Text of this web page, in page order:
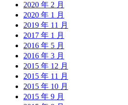
2020 年 2 月
2020 年 1 月
2019 年 11 月
2017 年 1 月
2016 年 5 月
2016 年 3 月
2015 年 12 月
2015 年 11 月
2015 年 10 月
2015 年 9 月